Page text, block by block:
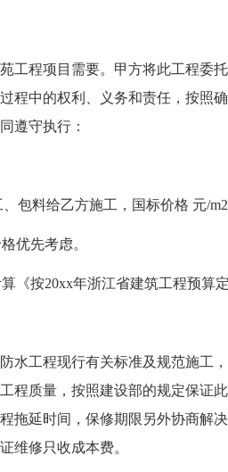
程项目需要。甲方将此工程委
程中的权利、义务和责任，按照
遵守执行：
料给乙方施工，国标价格 元/m2
优先考虑。
按20xx年浙江省建筑工程预算定
工程现行有关标准及规范施工，
程质量，按照建设部的规定保证
拖延时间，保修期限另外协商解
维修只收成本费。